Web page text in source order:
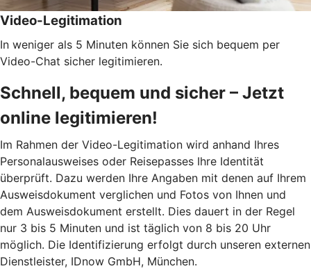
Video-Legitimation
In weniger als 5 Minuten können Sie sich bequem per
Video-Chat sicher legitimieren.
Schnell, bequem und sicher – Jetzt
online legitimieren!
Im Rahmen der Video-Legitimation wird anhand Ihres
Personalausweises oder Reisepasses Ihre Identität
überprüft. Dazu werden Ihre Angaben mit denen auf Ihrem
Ausweisdokument verglichen und Fotos von Ihnen und
dem Ausweisdokument erstellt. Dies dauert in der Regel
nur 3 bis 5 Minuten und ist täglich von 8 bis 20 Uhr
möglich. Die Identifizierung erfolgt durch unseren externen
Dienstleister, IDnow GmbH, München.